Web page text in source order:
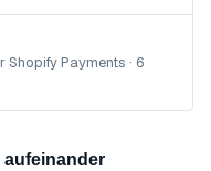
Payments · 6
aufeinander